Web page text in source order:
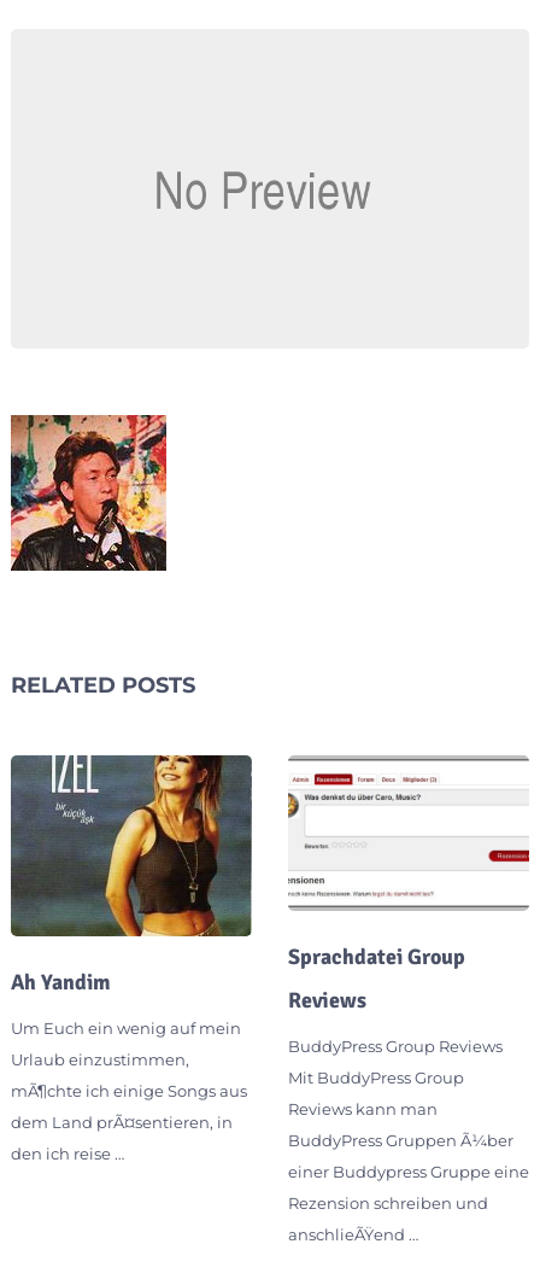
RELATED POSTS
Ah Yandim
Um Euch ein wenig auf mein
Urlaub einzustimmen,
mÃ¶chte ich einige Songs aus
dem Land prÃ¤sentieren, in
den ich reise …
Sprachdatei Group
Reviews
BuddyPress Group Reviews
Mit BuddyPress Group
Reviews kann man
BuddyPress Gruppen Ã¼ber
einer Buddypress Gruppe eine
Rezension schreiben und
anschlieÃŸend …